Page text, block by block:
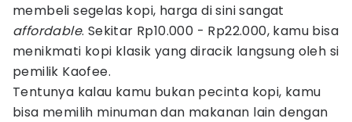
membeli segelas kopi, harga di sini sangat
affordable. Sekitar Rp10.000 - Rp22.000, kamu bisa
menikmati kopi klasik yang diracik langsung oleh si
pemilik Kaofee.
Tentunya kalau kamu bukan pecinta kopi, kamu
bisa memilih minuman dan makanan lain dengan